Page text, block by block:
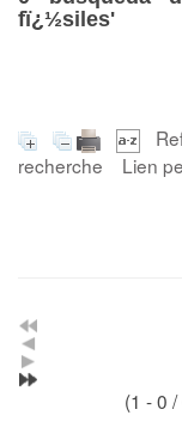
fï¿½siles'
recherche
Lien
(1 - 0 /